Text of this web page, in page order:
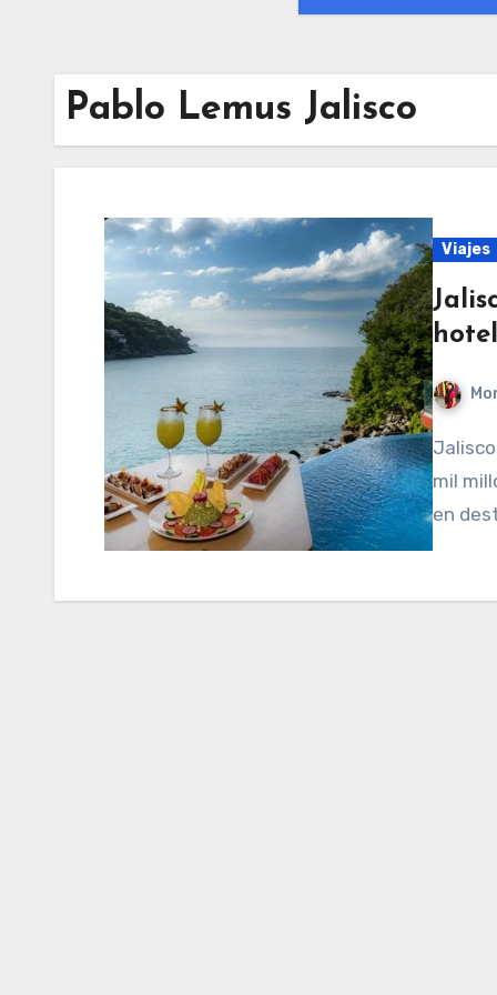
Pablo Lemus Jalisco
Viajes
Jalisco recibirá una inversión histórica de más de 20
mil
en